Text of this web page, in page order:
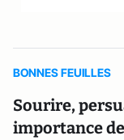
BONNES FEUILLES
Sourire,
importance